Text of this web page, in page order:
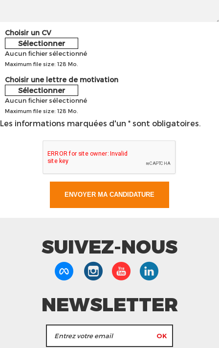
Choisir un CV
Sélectionner
Aucun fichier sélectionné
Maximum file size: 128 Mo.
Choisir une lettre de motivation
Sélectionner
Aucun fichier sélectionné
Maximum file size: 128 Mo.
Les informations marquées d'un * sont obligatoires.
SUIVEZ-NOUS
NEWSLETTER